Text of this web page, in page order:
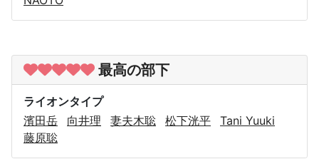
最高の部下
ライオンタイプ
濱田岳
向井理 妻夫木聡 松下洸平
Tani Yuuki
藤原聡